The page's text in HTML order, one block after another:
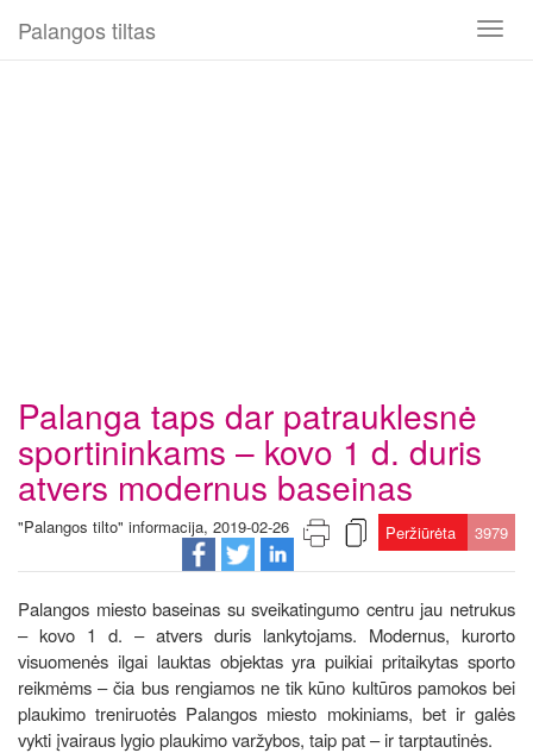
Toggle
Palangos tiltas
Palanga taps dar patrauklesnė
sportininkams – kovo 1 d. duris
atvers modernus baseinas
"Palangos tilto" informacija, 2019-02-26 Peržiūrėta 3979
Palangos miesto baseinas su sveikatingumo centru jau netrukus
– kovo 1 d. – atvers duris lankytojams. Modernus, kurorto
visuomenės ilgai lauktas objektas yra puikiai pritaikytas sporto
reikmėms – čia bus rengiamos ne tik kūno kultūros pamokos bei
plaukimo treniruotės Palangos miesto mokiniams, bet ir galės
vykti įvairaus lygio plaukimo varžybos, taip pat – ir tarptautinės.